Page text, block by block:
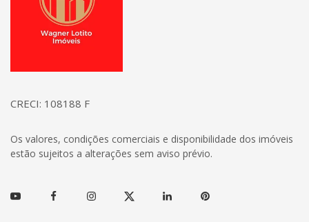
CRECI: 108188 F
Os valores, condições comerciais e disponibilidade dos imóveis
estão sujeitos a alterações sem aviso prévio.
Youtube FacebookInstagramTwitter Linkedin Pinterest